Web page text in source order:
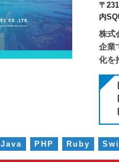
〒
内
株式
企業
化を
Java PHP Ruby